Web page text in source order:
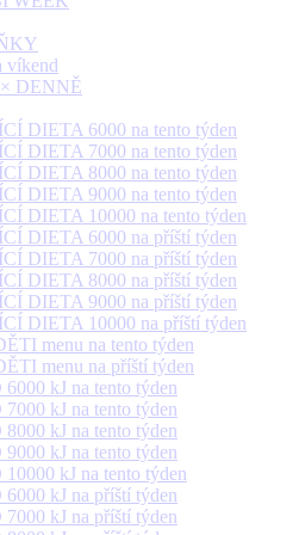
víkend
DENNĚ
DIETA 6000 na tento týden
DIETA 7000 na tento týden
DIETA 8000 na tento týden
DIETA 9000 na tento týden
DIETA 10000 na tento týden
DIETA 6000 na příští týden
DIETA 7000 na příští týden
DIETA 8000 na příští týden
DIETA 9000 na příští týden
DIETA 10000 na příští týden
menu na tento týden
menu na příští týden
kJ na tento týden
kJ na tento týden
kJ na tento týden
kJ na tento týden
kJ na tento týden
kJ na příští týden
kJ na příští týden